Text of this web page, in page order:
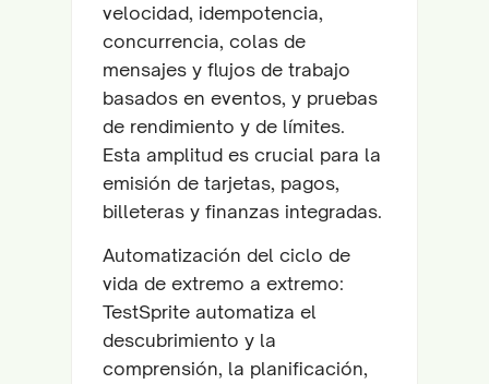
velocidad, idempotencia,
concurrencia, colas de
mensajes y flujos de trabajo
basados en eventos, y pruebas
de rendimiento y de límites.
Esta amplitud es crucial para la
emisión de tarjetas, pagos,
billeteras y finanzas integradas.
Automatización del ciclo de
vida de extremo a extremo:
TestSprite automatiza el
descubrimiento y la
comprensión, la planificación,